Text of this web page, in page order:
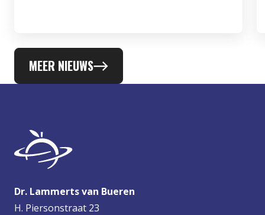
MEER NIEUWS
Dr. Lammerts van Bueren
H. Piersonstraat 23